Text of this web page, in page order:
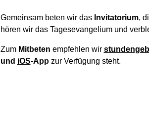
Gemeinsam beten wir das Invitatorium,
hören wir das Tagesevangelium und
Zum Mitbeten empfehlen wir
und iOS-Appzur Verfügung steht.